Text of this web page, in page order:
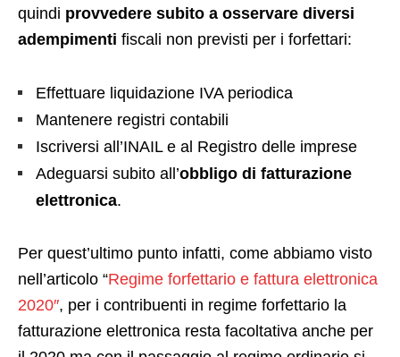
quindi provvedere subito a osservare diversi
adempimenti fiscali non previsti per i forfettari:
Effettuare liquidazione IVA periodica
Mantenere registri contabili
Iscriversi all’INAIL e al Registro delle imprese
Adeguarsi subito all’obbligo di fatturazione
elettronica.
Per quest’ultimo punto infatti, come abbiamo visto
nell’articolo “Regime forfettario e fattura elettronica
2020″, per i contribuenti in regime forfettario la
fatturazione elettronica resta facoltativa anche per